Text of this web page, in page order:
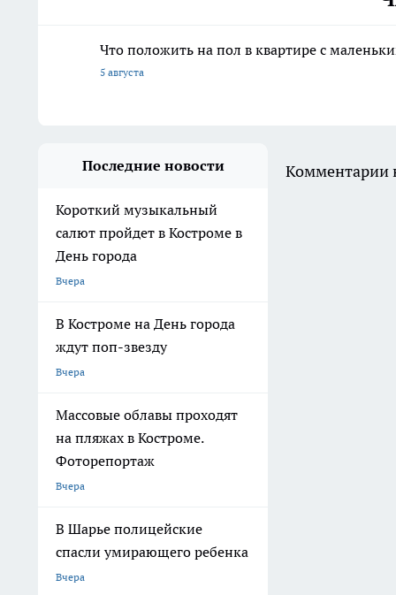
Что положить на пол в квартире с
5 августа
Последние новости
Короткий музыкальный
салют пройдет в Костроме в
День города
Вчера
В Костроме на День города
ждут поп-звезду
Вчера
Массовые облавы проходят
на пляжах в Костроме.
Фоторепортаж
Вчера
В Шарье полицейские
спасли умирающего ребенка
Вчера
Комментарии